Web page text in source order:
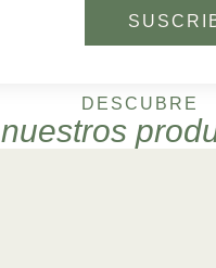
DESCUBRE
nuestros